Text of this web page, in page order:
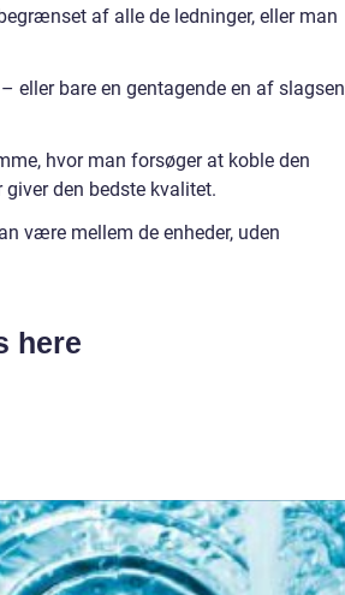
af alle de ledninger, eller man
eller bare en gentagende en af slagsen
hvor man forsøger at koble den
den bedste kvalitet.
være mellem de enheder, uden
here